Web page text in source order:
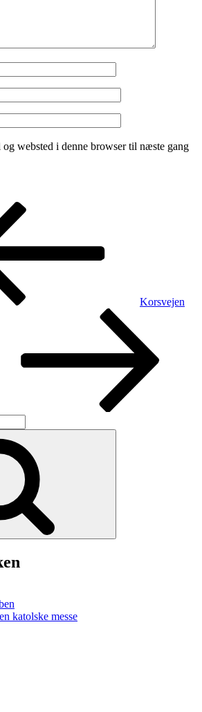
websted i denne browser til næste gang
Korsvejen
katolske messe